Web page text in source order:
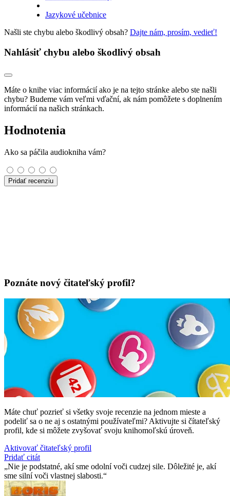
Jazykové učebnice
Našli ste chybu alebo škodlivý obsah? Dajte nám, prosím, vedieť!
Nahlásiť chybu alebo škodlivý obsah
Máte o knihe viac informácií ako je na tejto stránke alebo ste našli
chybu? Budeme vám veľmi vďační, ak nám pomôžete s doplnením
informácií na našich stránkach.
Hodnotenia
Ako sa páčila audiokniha vám?
Pridať recenziu
Poznáte nový čitateľský profil?
Máte chuť pozrieť si všetky svoje recenzie na jednom mieste a
podeliť sa o ne aj s ostatnými používateľmi? Aktivujte si čítateľský
profil, kde si môžete zvyšovať svoju knihomoľskú úroveň.
Aktivovať čitateľský profil
Pridať citát
Nie je podstatné, akí sme odolní voči cudzej sile. Dôležité je, akí
sme silní voči vlastnej slabosti.